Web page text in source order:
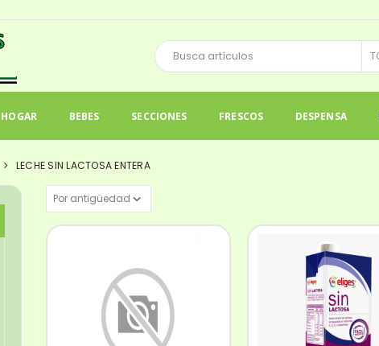
HOGAR BEBES SECCIONES FRESCOS DESPENSA
LECHE SIN LACTOSA ENTERA